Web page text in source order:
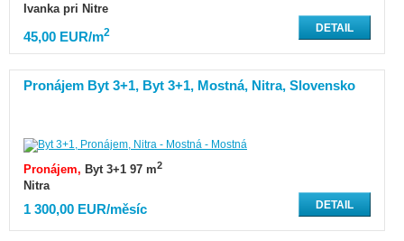
Ivanka pri Nitre
DETAIL
45,00 EUR/m2
Pronájem Byt 3+1, Byt 3+1, Mostná, Nitra, Slovensko
Pronájem Byt 3+1 97 m2
Nitra
DETAIL
1 300,00 EUR/měsíc